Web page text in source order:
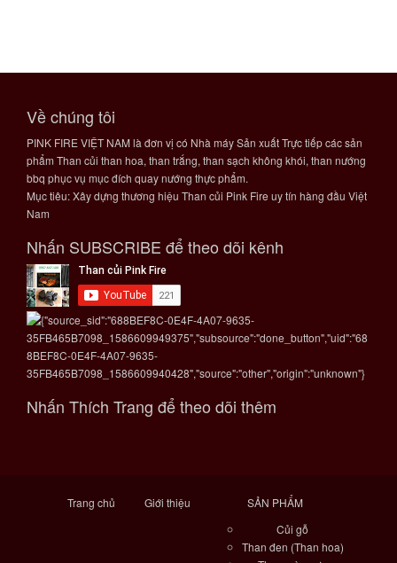
Về chúng tôi
PINK FIRE VIỆT NAM là đơn vị có Nhà máy Sản xuất Trực tiếp các sản
phẩm Than củi than hoa, than trắng, than sạch không khói, than nướng
bbq phục vụ mục đích quay nướng thực phẩm.
Mục tiêu: Xây dựng thương hiệu Than củi Pink Fire uy tín hàng đầu Việt
Nam
Nhấn SUBSCRIBE để theo dõi kênh
Nhấn Thích Trang để theo dõi thêm
Trang chủ Giới thiệu
SẢN PHẨM
Củi gỗ
Than đen (Than hoa)